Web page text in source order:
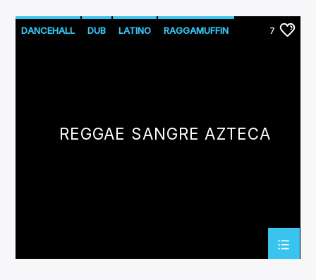
DANCEHALL DUB LATINO RAGGAMUFFIN 7
REGGAE SANGRE AZTECA